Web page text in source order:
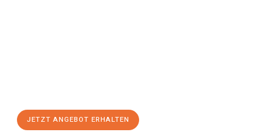
JETZT ANGEBOT ERHALTEN